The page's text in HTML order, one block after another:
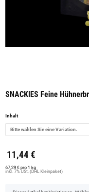
SNACKIES Feine
Inhalt
Bitte wählen Sie eine Variation.
11,44 €
67,29 € pro 1 kg
inkl. 7% USt. (DHL Kleinpaket)